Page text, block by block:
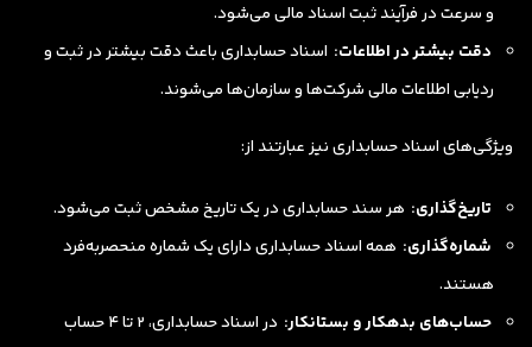
و سرعت در فرآیند ثبت اسناد مالی می‌شود.
دقت بیشتر در اطلاعات: اسناد حسابداری باعث دقت بیشتر در ثبت و
ردیابی اطلاعات مالی شرکت‌ها و سازمان‌ها می‌شوند.
ویژگی‌های اسناد حسابداری نیز عبارتند از:
تاریخ‌گذاری: هر سند حسابداری در یک تاریخ مشخص ثبت می‌شود.
شماره‌گذاری: همه اسناد حسابداری دارای یک شماره منحصربه‌فرد
هستند.
حساب‌های بدهکار و بستانکار:
در اسناد حسابداری، ۲ تا ۴ حساب